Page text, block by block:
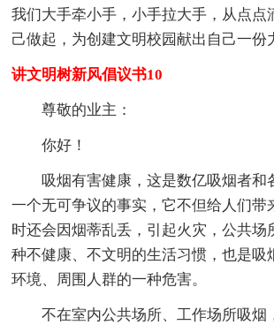
我们大手牵小手，小手拉大手，从点点
己做起，为创建文明校园献出自己一份
讲文明树新风倡议书10
尊敬的业主：
你好！
吸烟有害健康，这是数亿吸烟者和
一个无可争议的事实，它不但给人们带
时还会因烟蒂乱丢，引起火灾，公共场
种不健康、不文明的生活习惯，也是吸
环境、周围人群的一种危害。
不在室内公共场所、工作场所吸烟